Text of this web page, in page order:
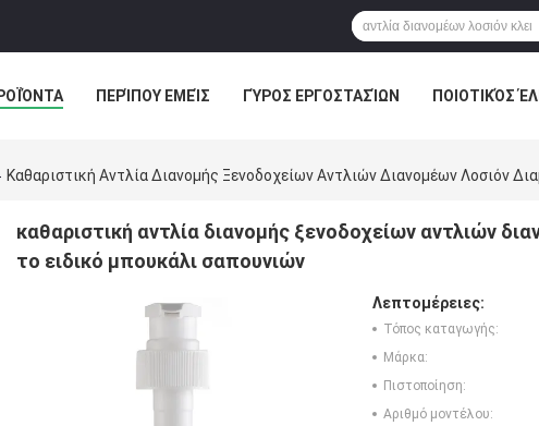
ΠΕΡΊΠΟΥ ΕΜΕΊΣ ΓΎΡΟΣ ΕΡΓΟΣΤΑΣΊΩΝ ΠΟΙΟΤΙΚΌΣ
Καθαριστική Αντλία Διανομής Ξενοδοχείων Αντλιών Διανομέων Λοσιόν
καθαριστική αντλία διανομής ξενοδοχείων αντλιών
το ειδικό μπουκάλι σαπουνιών
Λεπτομέρειες:
Τόπος καταγωγής:
Μάρκα:
Πιστοποίηση:
Αριθμό μοντέλου: